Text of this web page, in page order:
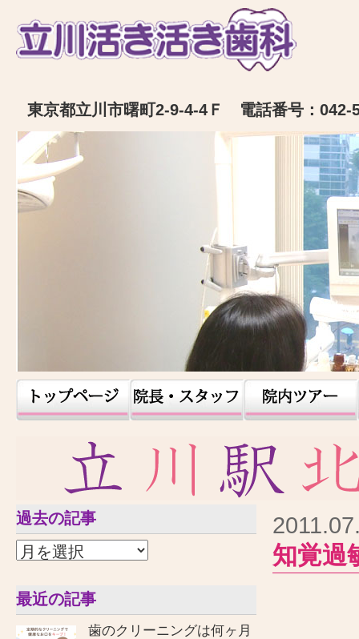
東京都立川市曙町2-9-4-4Ｆ 電話番号：042-
過去の記事
最近の記事
歯のクリーニングは何ヶ月
知覚過